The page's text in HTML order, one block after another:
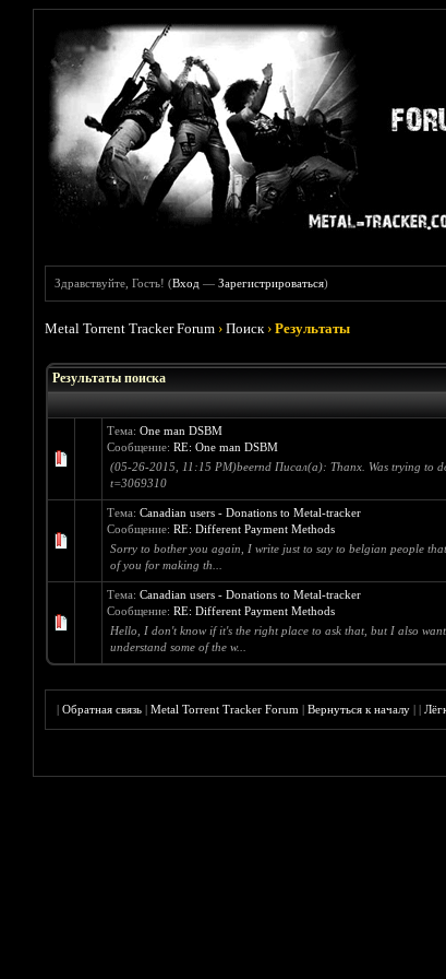
Здравствуйте, Гость! (Вход —Зарегистрироваться)
Metal Torrent Tracker Forum ›Поиск ›Результаты
Результаты поиска
Тема: One man DSBM
Сообщение: RE: One man DSBM
(05-26-2015, 11:15 PM)beernd Писал(а): Thanx. Was trying to
t=3069310
Тема: Canadian users - Donations to Metal-tracker
Сообщение: RE: Different Payment Methods
Sorry to bother you again, I write just to say to belgian people
of you for making th...
Тема: Canadian users - Donations to Metal-tracker
Сообщение: RE: Different Payment Methods
Hello, I don't know if it's the right place to ask that, but I also
understand some of the w...
|Обратная связь |Metal Torrent Tracker Forum |Вернуться к началу ||